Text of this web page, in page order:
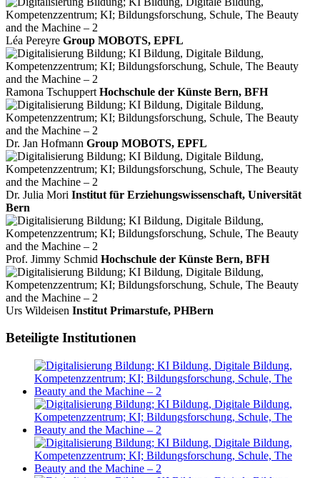
Léa Pereyre Group MOBOTS, EPFL
Ramona Tschuppert Hochschule der Künste Bern, BFH
Dr. Jan Hofmann Group MOBOTS, EPFL
Dr. Julia Mori Institut für Erziehungswissenschaft, Universität
Bern
Prof. Jimmy Schmid Hochschule der Künste Bern, BFH
Urs Wildeisen Institut Primarstufe, PHBern
Beteiligte Institutionen